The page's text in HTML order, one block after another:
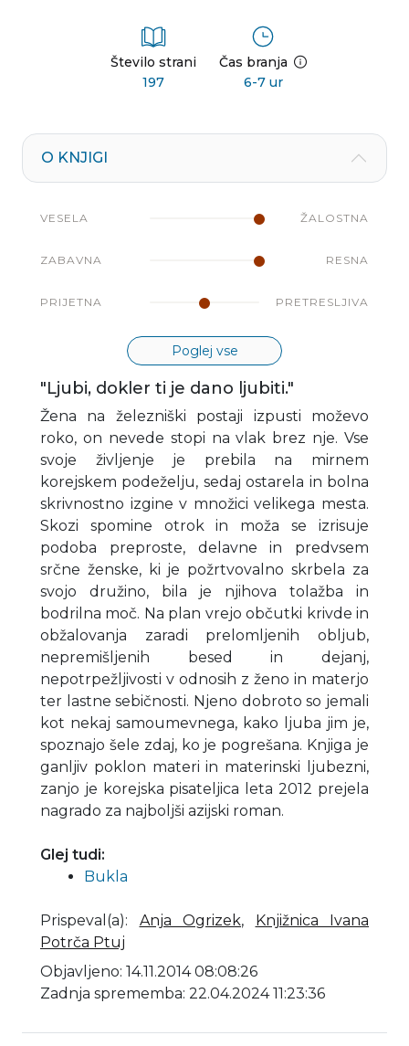
Število strani
197
Čas branja
6-7 ur
O KNJIGI
VESELA ŽALOSTNA
ZABAVNA RESNA
PRIJETNA PRETRESLJIVA
Poglej vse
"Ljubi, dokler ti je dano ljubiti."
Žena na železniški postaji izpusti moževo
roko, on nevede stopi na vlak brez nje. Vse
svoje življenje je prebila na mirnem
korejskem podeželju, sedaj ostarela in bolna
skrivnostno izgine v množici velikega mesta.
Skozi spomine otrok in moža se izrisuje
podoba preproste, delavne in predvsem
srčne ženske, ki je požrtvovalno skrbela za
svojo družino, bila je njihova tolažba in
bodrilna moč. Na plan vrejo občutki krivde in
obžalovanja zaradi prelomljenih obljub,
nepremišljenih besed in dejanj,
nepotrpežljivosti v odnosih z ženo in materjo
ter lastne sebičnosti. Njeno dobroto so jemali
kot nekaj samoumevnega, kako ljuba jim je,
spoznajo šele zdaj, ko je pogrešana. Knjiga je
ganljiv poklon materi in materinski ljubezni,
zanjo je korejska pisateljica leta 2012 prejela
nagrado za najboljši azijski roman.
Glej tudi:
Bukla
Prispeval(a): Anja Ogrizek, Knjižnica Ivana
Potrča Ptuj
Objavljeno: 14.11.2014 08:08:26
Zadnja sprememba: 22.04.2024 11:23:36